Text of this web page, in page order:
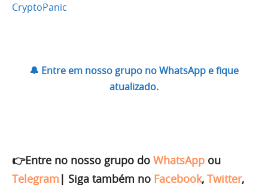
CryptoPanic
🔔 Entre em nosso grupo no WhatsApp e fique
atualizado.
👉Entre no nosso grupo do WhatsApp ou
Telegram | Siga também no Facebook, Twitter,